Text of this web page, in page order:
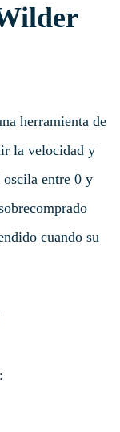
herramienta de
la velocidad y
entre 0 y
cuando su